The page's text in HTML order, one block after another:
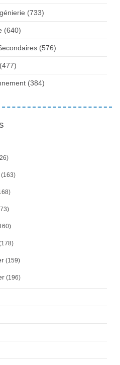
(733)
(640)
(576)
(477)
(384)
(163)
(159)
(196)